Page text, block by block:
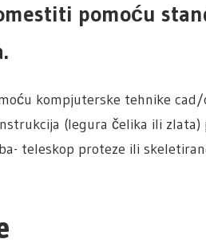
pomoću
kompjuterske tehnike
(legura čelika ili zlata)
teleskop proteze ili